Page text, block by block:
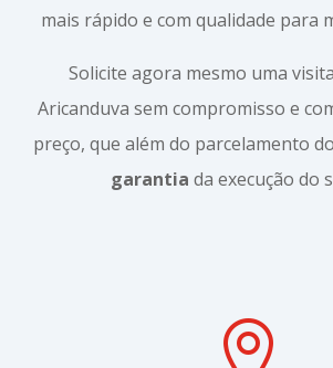
mais rápido e com qualidade para
Solicite agora mesmo uma
Aricanduva sem compromisso e
preço, que além do parcelamento
garantia da execução do